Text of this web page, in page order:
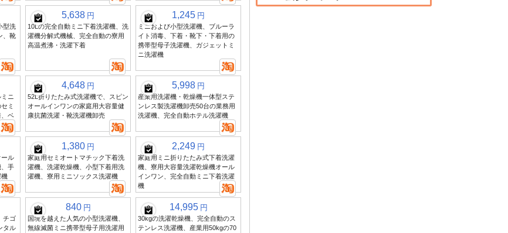
型洗
、靴
5,638 円
10Lの完全自動ミニ下着洗濯機、洗
濯機分解式機械、完全自動の寮用
高温煮沸・洗濯下着
1,245 円
ミニおよび小型洗濯機、ブルーラ
イト消毒、下着・靴下・下着用の
携帯型母子洗濯機、ガジェットミ
ニ洗濯機
ニ
ミ
、ベ
4,648 円
52L折りたたみ式洗濯機で、スピン
オールインワンの家庭用大容量健
康抗菌洗濯・靴洗濯機卸売
5,998 円
産業用洗濯機・乾燥機一体型ステ
ンレス製洗濯機卸売50台の業務用
洗濯機、完全自動ホテル洗濯機
ール
、手
機
1,380 円
家庭用セミオートマチック下着洗
濯機、洗濯乾燥機、小型下着用洗
濯機、寮用ミニソックス洗濯機
2,249 円
家庭用ミニ折りたたみ式下着洗濯
機、寮用大容量洗濯乾燥機オール
インワン、完全自動ミニ下着洗濯
機
チゴ
タル
840 円
国境を越えた人気の小型洗濯機、
無線滅菌ミニ携帯型母子用洗濯用
14,995 円
30kgの洗濯乾燥機、完全自動のス
テンレス洗濯機、産業用50kgの70